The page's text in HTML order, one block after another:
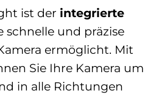
ist der integrierte
schnelle und präzise
ermöglicht. Mit
Sie Ihre Kamera um
in alle Richtungen